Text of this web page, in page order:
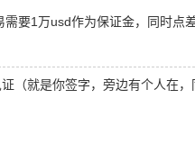
要1万usd作为保证金，同时点
（就是你签字，旁边有个人在